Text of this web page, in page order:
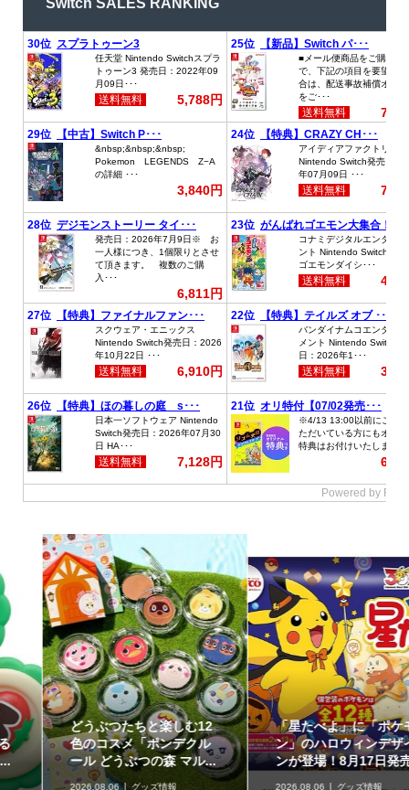
Switch SALES RANKING
どうぶつたちと楽しむ12
色のコスメ「ポンデクル
ール どうぶつの森 マル...
2026.08.06 グッズ情報
「星たべよ」に「ポケモ
ン」のハロウィンデザイ
ンが登場！8月17日発売
2026.08.06 グッズ情報